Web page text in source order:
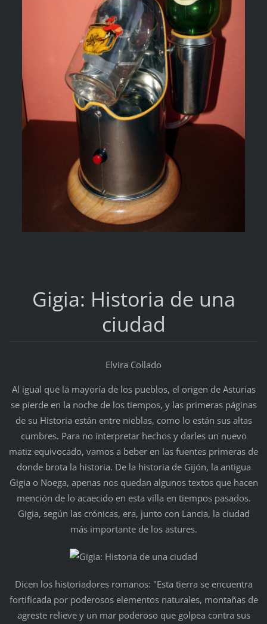
Gigia: Historia de una
ciudad
Elvira Collado
Al igual que la mayoría de los pueblos, el origen de Asturias
se pierde en la noche de los tiempos, y las primeras páginas
de su Historia están entre nieblas, como lo están sus altas
cumbres. Para no interpretar hechos y darles un nuevo
matiz equivocado, vamos a beber en las fuentes primeras de
donde brota la historia. De la historia de Gijón, la antigua
Gigia o Noega, apenas nos quedan algunos textos que hacen
mención de lo acaecido en esta villa en tiempos pasados.
Gigia, según las crónicas, era, junto con Lancia, la ciudad
más importante de los astures.
Dicen los historiadores romanos: "Esta tierra se encuentra
fortificada por poderosos elementos naturales, montañas de
agreste relieve y un mar poderoso que golpea contra sus